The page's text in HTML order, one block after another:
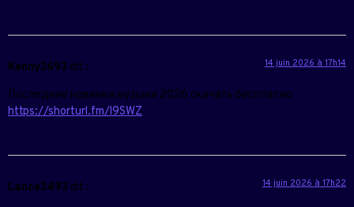
Kenny3693 dit : 14 juin 2026 à 17h14
Последние новинки музыки 2026 скачать бесплатно
https://shorturl.fm/l9SWZ
Lance3493 dit : 14 juin 2026 à 17h22